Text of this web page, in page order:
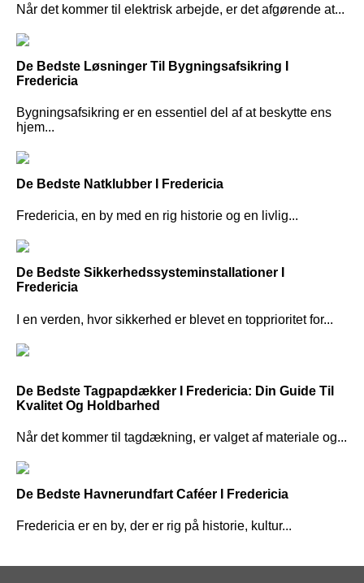
Når det kommer til elektrisk arbejde, er det afgørende at...
De Bedste Løsninger Til Bygningsafsikring I
Fredericia
Bygningsafsikring er en essentiel del af at beskytte ens
hjem...
De Bedste Natklubber I Fredericia
Fredericia, en by med en rig historie og en livlig...
De Bedste Sikkerhedssysteminstallationer I
Fredericia
I en verden, hvor sikkerhed er blevet en topprioritet for...
De Bedste Tagpapdækker I Fredericia: Din Guide Til
Kvalitet Og Holdbarhed
Når det kommer til tagdækning, er valget af materiale og...
De Bedste Havnerundfart Caféer I Fredericia
Fredericia er en by, der er rig på historie, kultur...